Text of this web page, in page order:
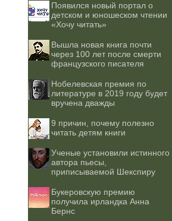
Появился новый портал о
детском и юношеском чтении
«Хочу читать»
Вышла новая книга почти
через 100 лет после смерти
французского писателя
Нобелевская премия по
литературе в 2019 году будет
вручена дважды
9 причин, почему полезно
читать детям книги
Ученые установили истинного
автора пьесы,
приписываемой Шекспиру
Букеровскую премию
получила ирландка Анна
Бернс